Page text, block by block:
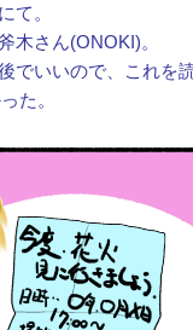
て。
木さん(ONOKI)。
、これを読ん
た。